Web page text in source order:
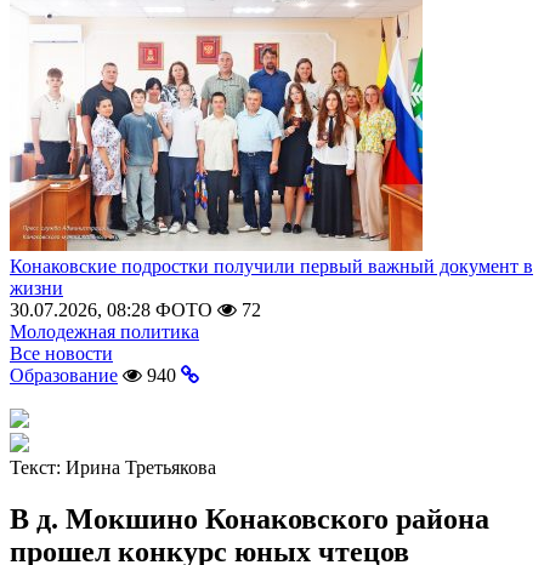
Конаковские подростки получили первый важный документ в
жизни
30.07.2026, 08:28 ФОТО
72
Молодежная политика
Все новости
Образование
940
Текст: Ирина Третьякова
В д. Мокшино Конаковского района
прошел конкурс юных чтецов